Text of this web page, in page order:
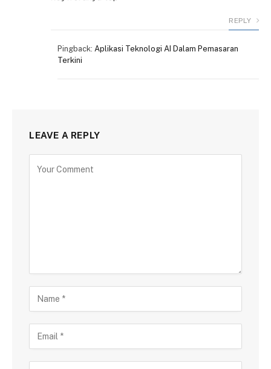
REPLY
Pingback: Aplikasi Teknologi AI Dalam Pemasaran
Terkini
LEAVE A REPLY